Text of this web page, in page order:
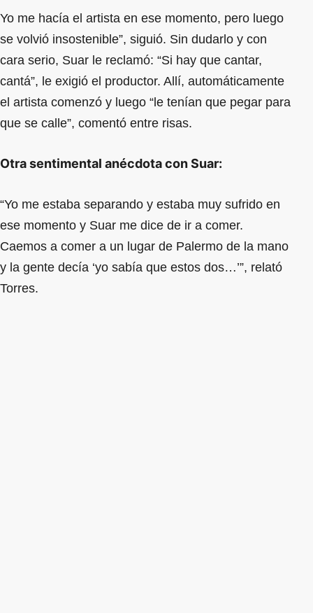
Yo me hacía el artista en ese momento, pero luego
se volvió insostenible”, siguió. Sin dudarlo y con
cara serio, Suar le reclamó: “Si hay que cantar,
cantá”, le exigió el productor. Allí, automáticamente
el artista comenzó y luego “le tenían que pegar para
que se calle”, comentó entre risas.
Otra sentimental anécdota con Suar:
“Yo me estaba separando y estaba muy sufrido en
ese momento y Suar me dice de ir a comer.
Caemos a comer a un lugar de Palermo de la mano
y la gente decía ‘yo sabía que estos dos…’”, relató
Torres.